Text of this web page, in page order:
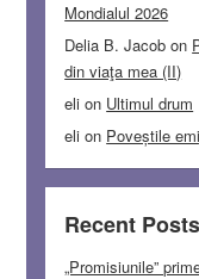
Mondialul 2026
Delia B. Jacob on
din viaţa mea (II)
eli on Ultimul drum
eli on Poveștile
Recent Posts
„Promisiunile”